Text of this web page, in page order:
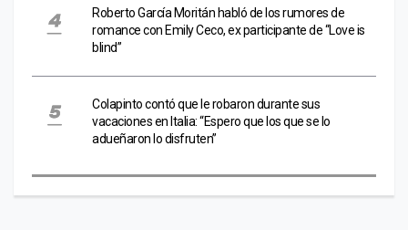
Roberto García Moritán habló de los rumores de
romance con Emily Ceco, ex participante de “Love is
blind”
Colapinto contó que le robaron durante sus
vacaciones en Italia: “Espero que los que se lo
adueñaron lo disfruten”